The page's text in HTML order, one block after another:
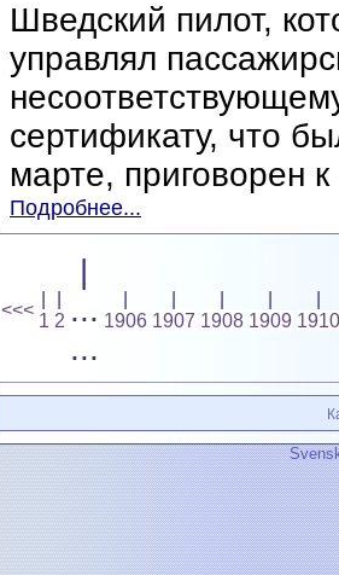
Шведский пилот,
управлял
сертификату, что
марте, приговорен
Подробнее...
<<<
1 2
|
...
...
1906 1907 1908 1909 1910